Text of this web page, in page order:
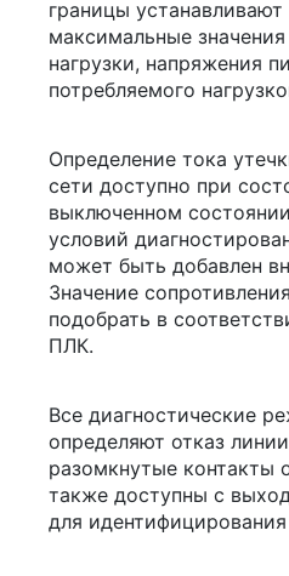
границы
максимальные
нагрузки, напряжения
потребляемого
Определение тока
сети доступно при
выключенном
условий
может быть добавлен
Значение
подобрать в
ПЛК.
Все диагностические
определяют отказ
разомкнутые контакты
также доступны с
для